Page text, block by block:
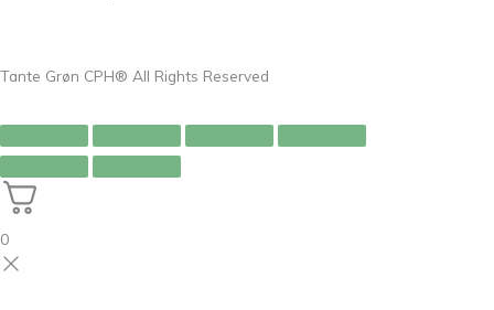
Tante Grøn CPH® All Rights Reserved
0